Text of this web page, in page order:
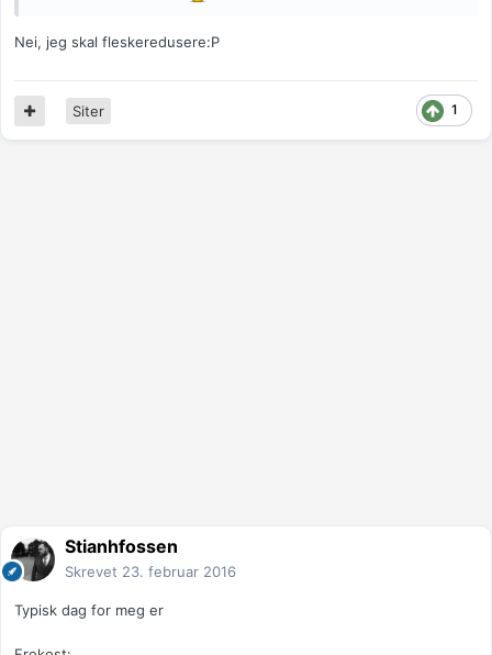
Nei, jeg skal fleskeredusere:P
1
Siter
Stianhfossen
Skrevet 23. februar 2016
Typisk dag for meg er